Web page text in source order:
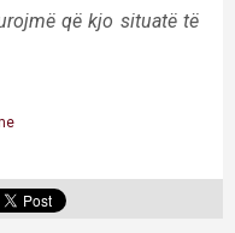
që kjo situatë të